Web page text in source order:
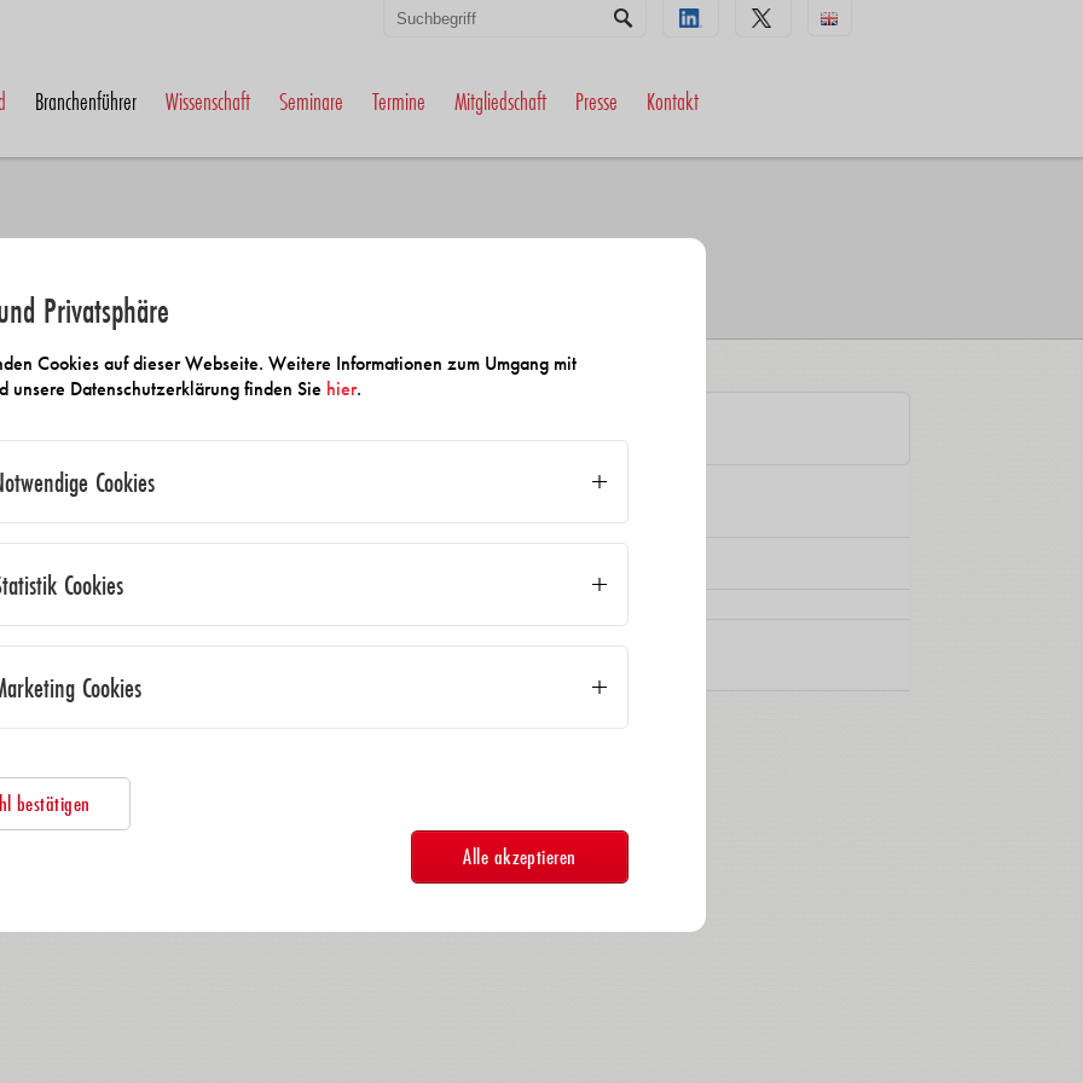
Branchenführer Wissenschaft Seminare Termine Mitgliedschaft Presse Kontakt
Anbietersuche
Privatsphäre
Cookies auf dieser Webseite. Weitere Informationen zum Umgang mit
unsere Datenschutzerklärung finden Sie hier.
Cookies
Cookies
Cookies
bestätigen
Alle akzeptieren